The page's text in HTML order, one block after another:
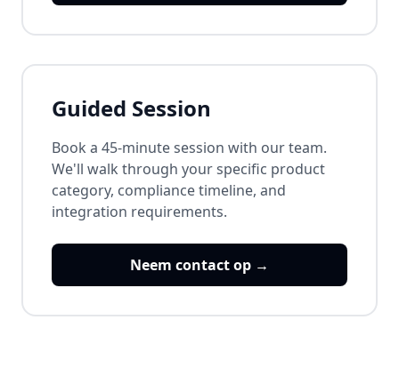
Guided Session
Book a 45-minute session with our team.
We'll walk through your specific product
category, compliance timeline, and
integration requirements.
Neem contact op →